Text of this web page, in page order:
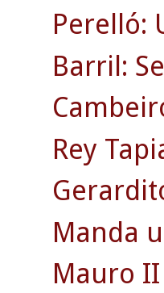
Perelló:
Barril:
Rey
Manda
Mauro II